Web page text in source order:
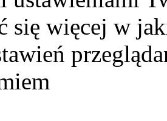
się więcej w